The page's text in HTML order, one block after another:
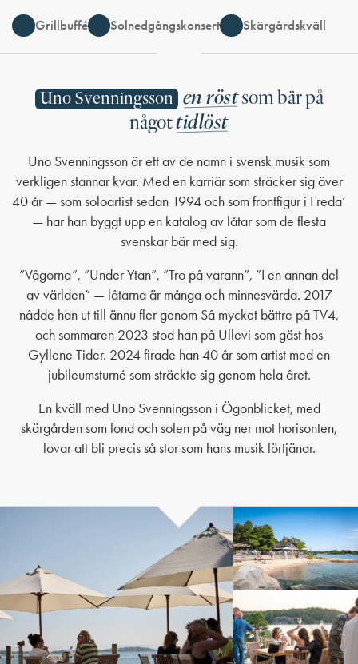
Grillbuffé Solnedgångskonsert Skärgårdskväll
Uno Svenningsson en röstsom bär på
någottidlöst
Uno Svenningsson är ett av de namn i svensk musik som
verkligen stannar kvar. Med en karriär som sträcker sig över
40 år — som soloartist sedan 1994 och som frontfigur i Freda’
— har han byggt upp en katalog av låtar som de flesta
svenskar bär med sig.
”Vågorna”, ”Under Ytan”, ”Tro på varann”, ”I en annan del
av världen” — låtarna är många och minnesvärda. 2017
nådde han ut till ännu fler genom Så mycket bättre på TV4,
och sommaren 2023 stod han på Ullevi som gäst hos
Gyllene Tider. 2024 firade han 40 år som artist med en
jubileumsturné som sträckte sig genom hela året.
En kväll med Uno Svenningsson i Ögonblicket, med
skärgården som fond och solen på väg ner mot horisonten,
lovar att bli precis så stor som hans musik förtjänar.